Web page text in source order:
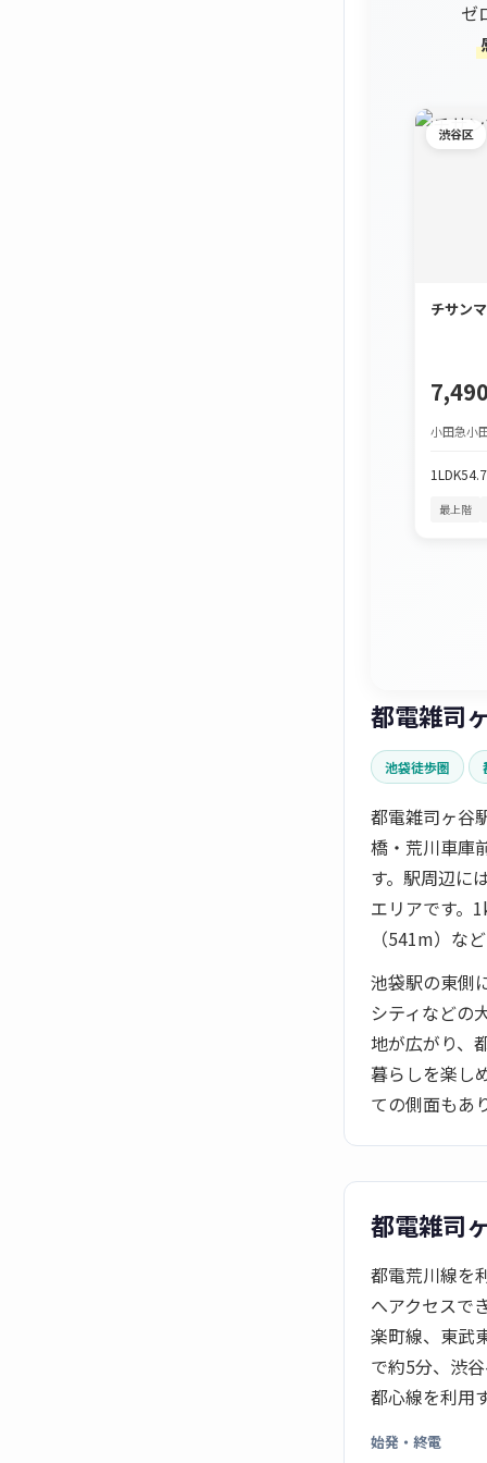
ゼ
渋谷区
チサン
小田急小
1LDK
最上階
都電雑司
池袋徒歩圏
都電雑司ヶ谷
橋・荒川車庫
す。駅周辺に
エリアです。
（541m）な
池袋駅の東側
シティなどの
地が広がり、
暮らしを楽し
ての側面もあ
都電雑司
都電荒川線を
へアクセスで
楽町線、東武
で約5分、渋
都心線を利用
始発・終電